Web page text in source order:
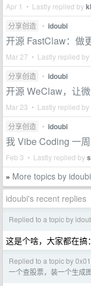
Apr 1 • Lastly replied by
分享创造 • idoubi
开源 FastClaw：做
Mar 27 • Lastly replied by
分享创造 • idoubi
开源 WeClaw，让
Mar 23 • Lastly replied by
分享创造 • idoubi
我 Vibe Coding 一
Feb 3 • Lastly replied by
» More topics by idoubi
idoubi's recent replies
Replied to a topic by
这是个啥，大家都在搞
Replied to a topic by
一个查股票，装一个生成